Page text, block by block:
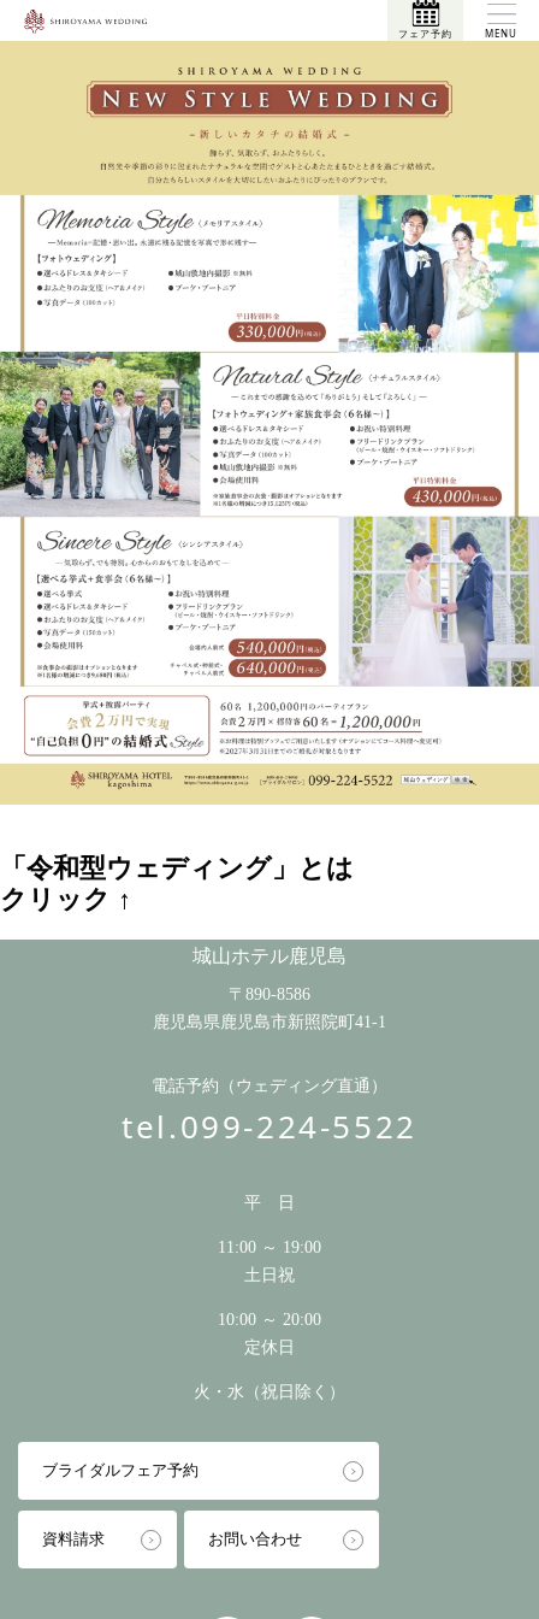
フェア予約 MENU
「令和型ウェディング」とは
クリック ↑
城山ホテル鹿児島
〒890-8586
鹿児島県鹿児島市新照院町41-1
電話予約（ウェディング直通）
tel.099-224-5522
平 日
11:00 ～ 19:00
土日祝
10:00 ～ 20:00
定休日
火・水（祝日除く）
ブライダルフェア予約
資料請求 お問い合わせ